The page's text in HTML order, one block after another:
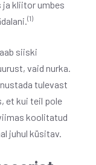
kliitor umbes
(1)
siiski
vaid nurka.
tulevast
et kui teil pole
koolitatud
juhul küsitav.